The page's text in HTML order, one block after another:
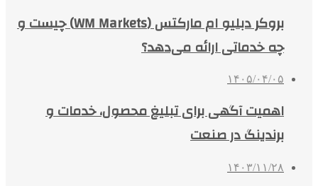
بروکر دبلیو ام مارکتس (WM Markets) چیست و
چه خدماتی ارائه می‌دهد؟
۱۴۰۵/۰۴/۰۵
اهمیت آگهی برای تبلیغ محصول، خدمات و
برندینگ در صنعت
۱۴۰۳/۱۱/۲۸